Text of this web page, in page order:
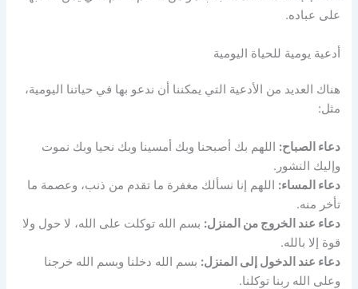
على عباده.
أدعية يومية للحياة اليومية
هناك العديد من الأدعية التي يمكننا أن ندعو بها في حياتنا اليومية،
مثل:
دعاء الصباح: اللهم بك أصبحنا وبك أمسينا وبك نحيا وبك نموت
وإليك النشور.
دعاء المساء: اللهم إنا نسألك مغفرة ما تقدم من ذنب، وعصمة ما
تأخر منه.
دعاء عند الخروج من المنزل: بسم الله توكلت على الله، لا حول ولا
قوة إلا بالله.
دعاء عند الدخول إلى المنزل: بسم الله دخلنا وبسم الله خرجنا
وعلى الله ربنا توكلنا.